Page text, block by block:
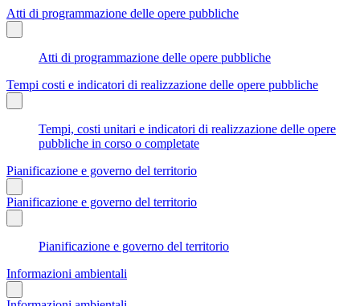
Atti di programmazione delle opere pubbliche
Atti di programmazione delle opere pubbliche
Tempi costi e indicatori di realizzazione delle opere pubbliche
Tempi, costi unitari e indicatori di realizzazione delle opere
pubbliche in corso o completate
Pianificazione e governo del territorio
Pianificazione e governo del territorio
Pianificazione e governo del territorio
Informazioni ambientali